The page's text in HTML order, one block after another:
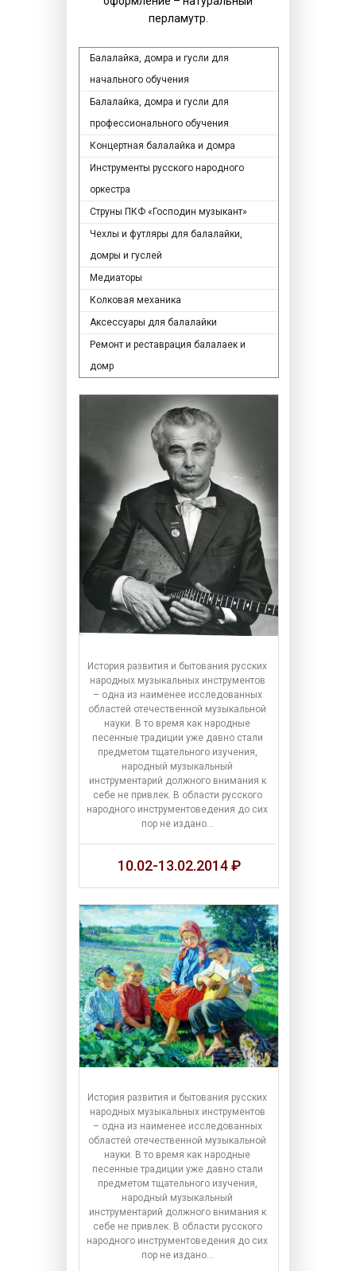
перламутр.
Балалайка, домра и гусли для
начального обучения
Балалайка, домра и гусли для
профессионального обучения
Концертная балалайка и домра
Инструменты русского народного
оркестра
Струны ПКФ «Господин музыкант»
Чехлы и футляры для балалайки,
домры и гуслей
Медиаторы
Колковая механика
Аксессуары для балалайки
Ремонт и реставрация балалаек и
домр
История развития и бытования русских
народных музыкальных инструментов
– одна из наименее исследованных
областей отечественной музыкальной
науки. В то время как народные
песенные традиции уже давно стали
предметом тщательного изучения,
народный музыкальный
инструментарий должного внимания к
себе не привлек. В области русского
народного инструментоведения до сих
пор не издано…
10.02-13.02.2014 ₽
История развития и бытования русских
народных музыкальных инструментов
– одна из наименее исследованных
областей отечественной музыкальной
науки. В то время как народные
песенные традиции уже давно стали
предметом тщательного изучения,
народный музыкальный
инструментарий должного внимания к
себе не привлек. В области русского
народного инструментоведения до сих
пор не издано…